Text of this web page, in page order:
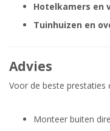
Hotelkamers en
Tuinhuizen en
Advies
Voor de beste prestaties
Monteer buiten